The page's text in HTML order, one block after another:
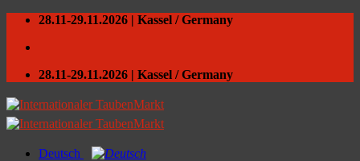
Skip
content
28.11-29.11.2026 | Kassel / Germany
28.11-29.11.2026 | Kassel / Germany
Deutsch